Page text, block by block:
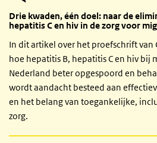
Drie kwaden, één doel: naar de
hepatitis C en hiv in de zorg voor
In dit artikel over het proefschrift van
hoe hepatitis B, hepatitis C en hiv bij
Nederland beter opgespoord en
wordt aandacht besteed aan
en het belang van toegankelijke,
zorg.